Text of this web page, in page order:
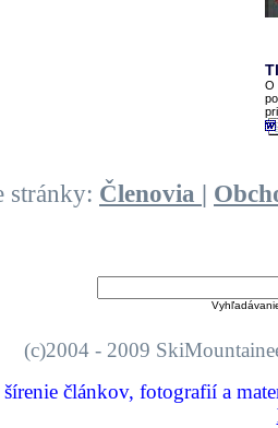
O
stránky: Členovia |
(c)2004 - 2009
šírenie článkov, fotografií a